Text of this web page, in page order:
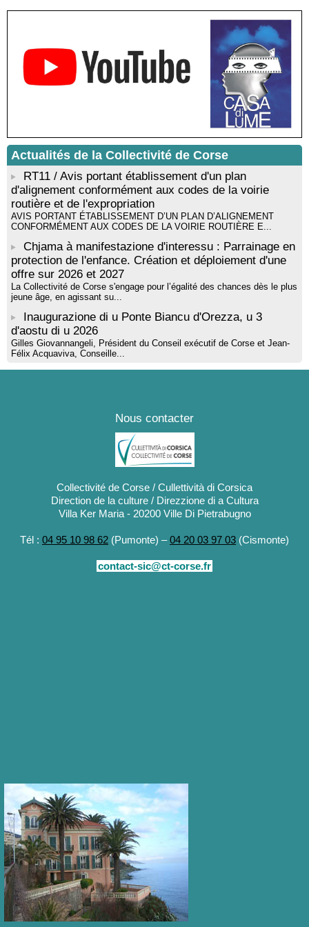
ouvert en citadelle" en partenariat avec la commune de Santa
Lucia di Tallà - Mediateca territuriale di Santa Lucia di Tallà
! EVENEMENT REPORTE ! Rencontre / dédicace avec
Gilles Antonioli autour de son ouvrage “Testa Mora - Les
Rivages du destin” - Afà / Prupià / Santa Lucia di Tallà
Residenza di scrittura di Angela Nicolai, Trà Corsica è
Sardegna - Mediateca di castagniccia Mare è monti - I Fulelli
Résidence d’écriture et de recherche de l’écrivaine Cécilia
Castelli - Institut Mémoires de l'Edition Contemporaine - Caen /
Rencontre / dédicace avec Lucrèce Luciani autour de son
livre « La ballade du pendu du Niolu» - Mediateca territuriale di
Santa Lucia di Tallà
Actualités de la Collectivité de Corse
RT11 / Avis portant établissement d'un plan
d'alignement conformément aux codes de la voirie
routière et de l'expropriation
AVIS PORTANT ÉTABLISSEMENT D’UN PLAN D’ALIGNEMENT
CONFORMÉMENT AUX CODES DE LA VOIRIE ROUTIÈRE E...
Chjama à manifestazione d'interessu : Parrainage en
protection de l'enfance. Création et déploiement d'une
offre sur 2026 et 2027
La Collectivité de Corse s'engage pour l’égalité des chances dès le plus
jeune âge, en agissant su...
Inaugurazione di u Ponte Biancu d'Orezza, u 3
d'aostu di u 2026
Gilles Giovannangeli, Président du Conseil exécutif de Corse et Jean-
Félix Acquaviva, Conseille...
Nous contacter
Collectivité de Corse / Cullettività di Corsica
Direction de la culture / Direzzione di a Cultura
Villa Ker Maria - 20200 Ville Di Pietrabugno
Tél : 04 95 10 98 62 (Pumonte) –04 20 03 97 03 (Cismonte)
contact-sic@ct-corse.fr